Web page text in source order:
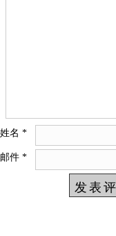
姓名 *
邮件 *